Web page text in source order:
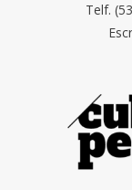
Telf.